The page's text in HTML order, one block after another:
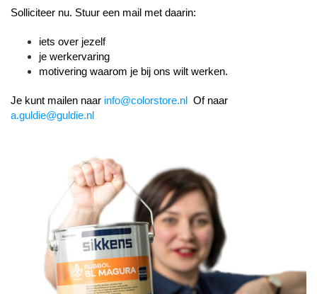
Solliciteer nu. Stuur een mail met daarin:
iets over jezelf
je werkervaring
motivering waarom je bij ons wilt werken.
Je kunt mailen naar info@colorstore.nl Of naar
a.guldie@guldie.nl